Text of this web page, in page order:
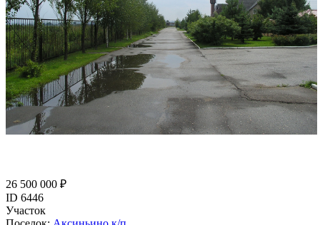
26 500 000 ₽
ID 6446
Участок